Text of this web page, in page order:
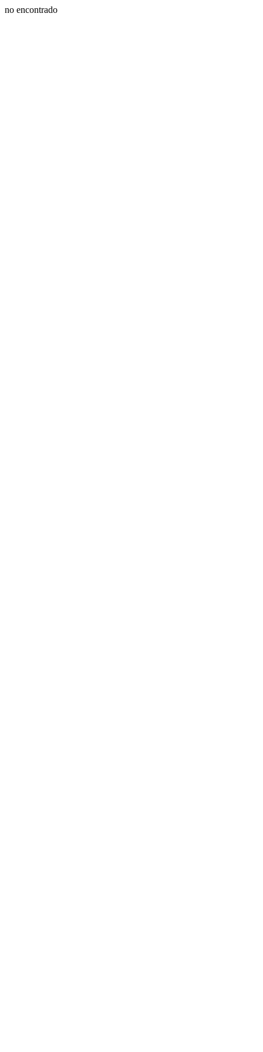
no encontrado